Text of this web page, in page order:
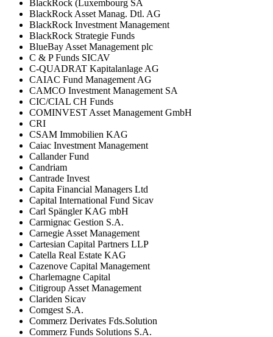
BlackRock (Luxembourg SA
BlackRock Asset Manag. Dtl. AG
BlackRock Investment Management
BlackRock Strategie Funds
BlueBay Asset Management plc
C & P Funds SICAV
C-QUADRAT Kapitalanlage AG
CAIAC Fund Management AG
CAMCO Investment Management SA
CIC/CIAL CH Funds
COMINVEST Asset Management GmbH
CRI
CSAM Immobilien KAG
Caiac Investment Management
Callander Fund
Candriam
Cantrade Invest
Capita Financial Managers Ltd
Capital International Fund Sicav
Carl Spängler KAG mbH
Carmignac Gestion S.A.
Carnegie Asset Management
Cartesian Capital Partners LLP
Catella Real Estate KAG
Cazenove Capital Management
Charlemagne Capital
Citigroup Asset Management
Clariden Sicav
Comgest S.A.
Commerz Derivates Fds.Solution
Commerz Funds Solutions S.A.